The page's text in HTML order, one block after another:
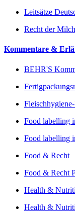
Leitsätze
Recht der
Kommentare &
BEHR'S
Food labelling
Food labelling
Food & Recht
Food & Recht
Health &
Health &